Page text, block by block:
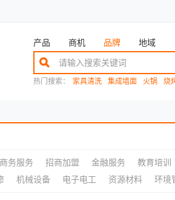
产品 商机 品牌 地域
热门搜索： 家具清洗 集成墙面 火锅 烧
商务服务 招商加盟 金融服务 教育培训
机械设备 电子电工 资源材料 环境